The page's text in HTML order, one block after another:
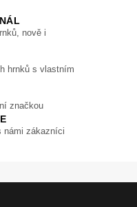
nově i
hrnků s vlastním
značkou
námi zákazníci